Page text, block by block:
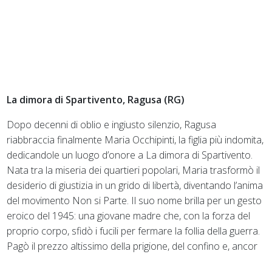
La dimora di Spartivento, Ragusa (RG)
Dopo decenni di oblio e ingiusto silenzio, Ragusa
riabbraccia finalmente Maria Occhipinti, la figlia più indomita,
dedicandole un luogo d’onore a La dimora di Spartivento.
Nata tra la miseria dei quartieri popolari, Maria trasformò il
desiderio di giustizia in un grido di libertà, diventando l’anima
del movimento Non si Parte. Il suo nome brilla per un gesto
eroico del 1945: una giovane madre che, con la forza del
proprio corpo, sfidò i fucili per fermare la follia della guerra.
Pagò il prezzo altissimo della prigione, del confino e, ancor